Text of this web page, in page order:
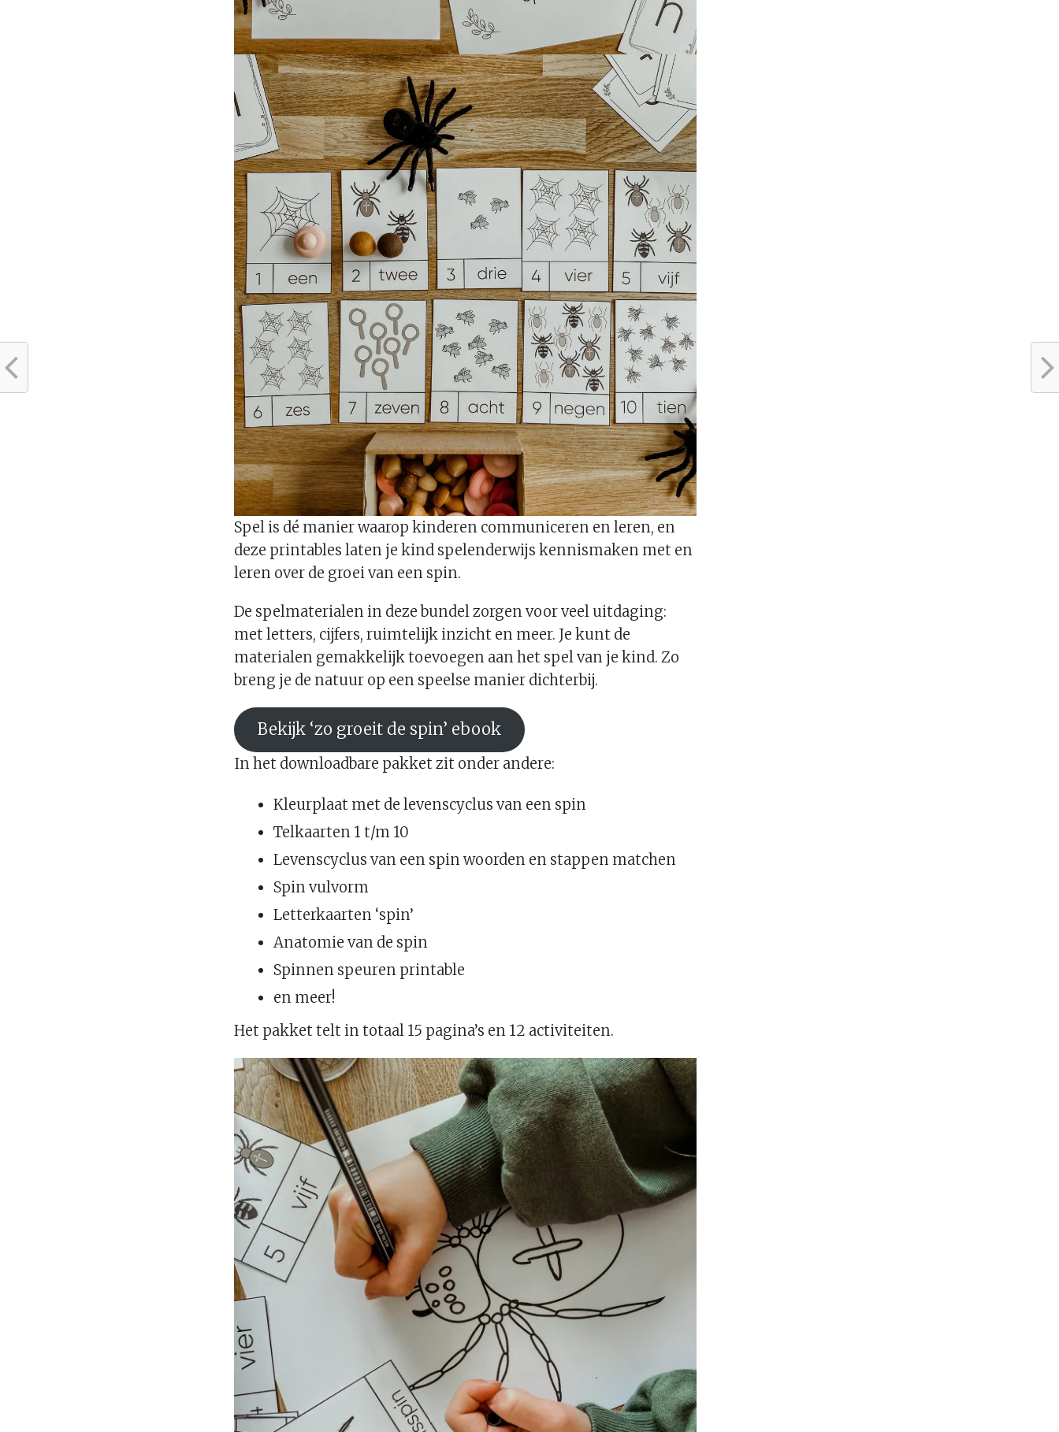
Spel is dé manier waarop kinderen communiceren en leren, en
deze printables laten je kind spelenderwijs kennismaken met en
leren over de groei van een spin.
De spelmaterialen in deze bundel zorgen voor veel uitdaging:
met letters, cijfers, ruimtelijk inzicht en meer. Je kunt de
materialen gemakkelijk toevoegen aan het spel van je kind. Zo
breng je de natuur op een speelse manier dichterbij.
Bekijk ‘zo groeit de spin’ ebook
In het downloadbare pakket zit onder andere:
Kleurplaat met de levenscyclus van een spin
Telkaarten 1 t/m 10
Levenscyclus van een spin woorden en stappen matchen
Spin vulvorm
Letterkaarten ‘spin’
Anatomie van de spin
Spinnen speuren printable
en meer!
Het pakket telt in totaal 15 pagina’s en 12 activiteiten.